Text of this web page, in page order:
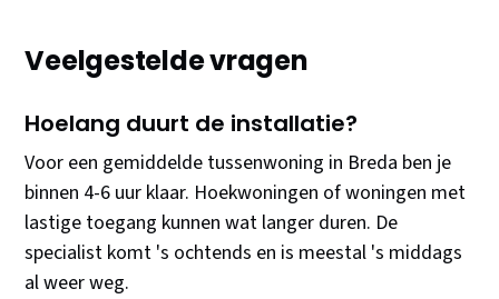
Veelgestelde vragen
Hoelang duurt de installatie?
Voor een gemiddelde tussenwoning in Breda ben je
binnen 4-6 uur klaar. Hoekwoningen of woningen met
lastige toegang kunnen wat langer duren. De
specialist komt 's ochtends en is meestal 's middags
al weer weg.